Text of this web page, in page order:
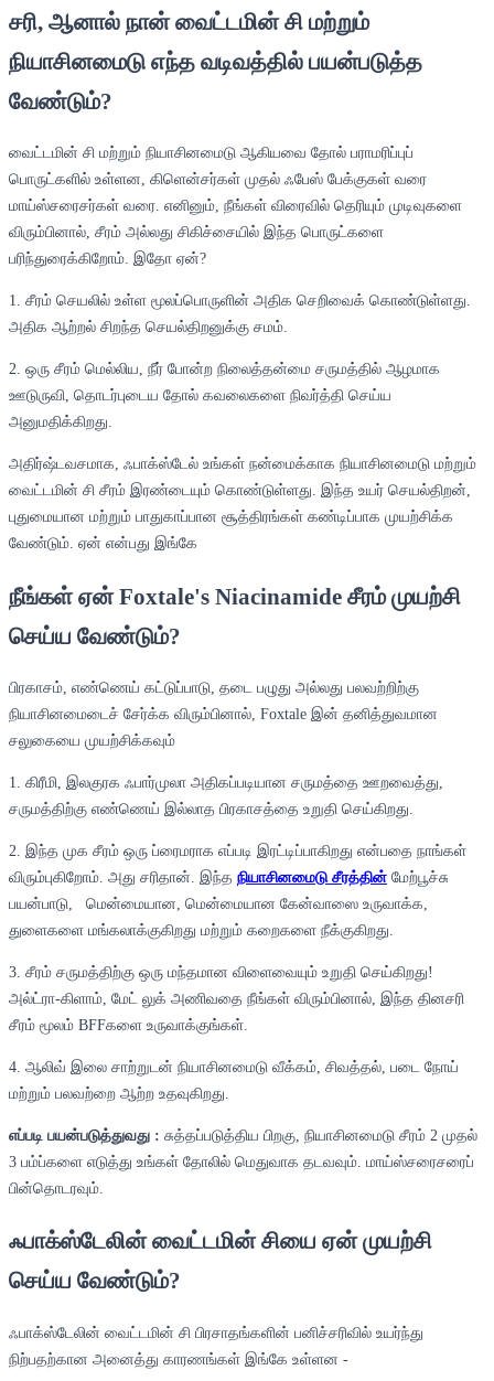
சரி, ஆனால் நான் வைட்டமின் சி மற்றும்
நியாசினமைடு எந்த வடிவத்தில் பயன்படுத்த
வேண்டும்?
வைட்டமின் சி மற்றும் நியாசினமைடு ஆகியவை தோல் பராமரிப்புப்
பொருட்களில் உள்ளன, கிளென்சர்கள் முதல் ஃபேஸ் பேக்குகள் வரை
மாய்ஸ்சரைசர்கள் வரை. எனினும், நீங்கள் விரைவில் தெரியும் முடிவுகளை
விரும்பினால், சீரம் அல்லது சிகிச்சையில் இந்த பொருட்களை
பரிந்துரைக்கிறோம். இதோ ஏன்?
1. சீரம் செயலில் உள்ள மூலப்பொருளின் அதிக செறிவைக் கொண்டுள்ளது.
அதிக ஆற்றல் சிறந்த செயல்திறனுக்கு சமம்.
2. ஒரு சீரம் மெல்லிய, நீர் போன்ற நிலைத்தன்மை சருமத்தில் ஆழமாக
ஊடுருவி, தொடர்புடைய தோல் கவலைகளை நிவர்த்தி செய்ய
அனுமதிக்கிறது.
அதிர்ஷ்டவசமாக, ஃபாக்ஸ்டேல் உங்கள் நன்மைக்காக நியாசினமைடு மற்றும்
வைட்டமின் சி சீரம் இரண்டையும் கொண்டுள்ளது. இந்த உயர் செயல்திறன்,
புதுமையான மற்றும் பாதுகாப்பான சூத்திரங்கள் கண்டிப்பாக முயற்சிக்க
வேண்டும். ஏன் என்பது இங்கே
நீங்கள் ஏன் Foxtale's Niacinamide சீரம் முயற்சி
செய்ய வேண்டும்?
பிரகாசம், எண்ணெய் கட்டுப்பாடு, தடை பழுது அல்லது பலவற்றிற்கு
நியாசினமைடைச் சேர்க்க விரும்பினால், Foxtale இன் தனித்துவமான
சலுகையை முயற்சிக்கவும்
1. கிரீமி, இலகுரக ஃபார்முலா அதிகப்படியான சருமத்தை ஊறவைத்து,
சருமத்திற்கு எண்ணெய் இல்லாத பிரகாசத்தை உறுதி செய்கிறது.
2. இந்த முக சீரம் ஒரு ப்ரைமராக எப்படி இரட்டிப்பாகிறது என்பதை நாங்கள்
விரும்புகிறோம். அது சரிதான். இந்த நியாசினமைடு சீரத்தின் மேற்பூச்சு
பயன்பாடு, மென்மையான, மென்மையான கேன்வாஸை உருவாக்க,
துளைகளை மங்கலாக்குகிறது மற்றும் கறைகளை நீக்குகிறது.
3. சீரம் சருமத்திற்கு ஒரு மந்தமான விளைவையும் உறுதி செய்கிறது!
அல்ட்ரா-கிளாம், மேட் லுக் அணிவதை நீங்கள் விரும்பினால், இந்த தினசரி
சீரம் மூலம் BFFகளை உருவாக்குங்கள்.
4. ஆலிவ் இலை சாற்றுடன் நியாசினமைடு வீக்கம், சிவத்தல், படை நோய்
மற்றும் பலவற்றை ஆற்ற உதவுகிறது.
எப்படி பயன்படுத்துவது : சுத்தப்படுத்திய பிறகு, நியாசினமைடு சீரம் 2 முதல்
3 பம்ப்களை எடுத்து உங்கள் தோலில் மெதுவாக தடவவும். மாய்ஸ்சரைசரைப்
பின்தொடரவும்.
ஃபாக்ஸ்டேலின் வைட்டமின் சியை ஏன் முயற்சி
செய்ய வேண்டும்?
ஃபாக்ஸ்டேலின் வைட்டமின் சி பிரசாதங்களின் பனிச்சரிவில் உயர்ந்து
நிற்பதற்கான அனைத்து காரணங்கள் இங்கே உள்ளன -